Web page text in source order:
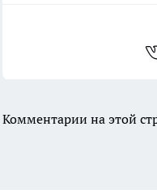
Комментарии на этой